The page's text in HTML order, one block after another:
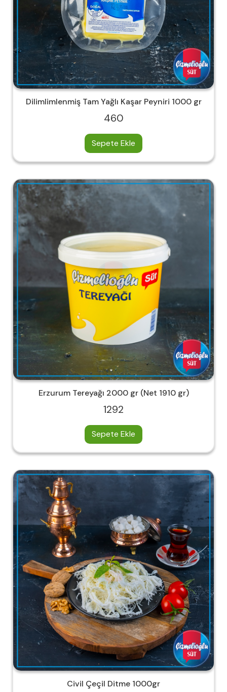
Dilimlimlenmiş Tam Yağlı Kaşar Peyniri 1000 gr
460
Sepete Ekle
Erzurum Tereyağı 2000 gr (Net 1910 gr)
1292
Sepete Ekle
Civil Çeçil Ditme 1000gr